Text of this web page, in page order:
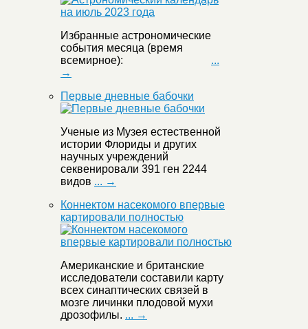
Избранные астрономические
события месяца (время
всемирное): ...
→
Первые дневные бабочки
Ученые из Музея естественной
истории Флориды и других
научных учреждений
секвенировали 391 ген 2244
видов ... →
Коннектом насекомого впервые
картировали полностью
Американские и британские
исследователи составили карту
всех синаптических связей в
мозге личинки плодовой мухи
дрозофилы. ... →